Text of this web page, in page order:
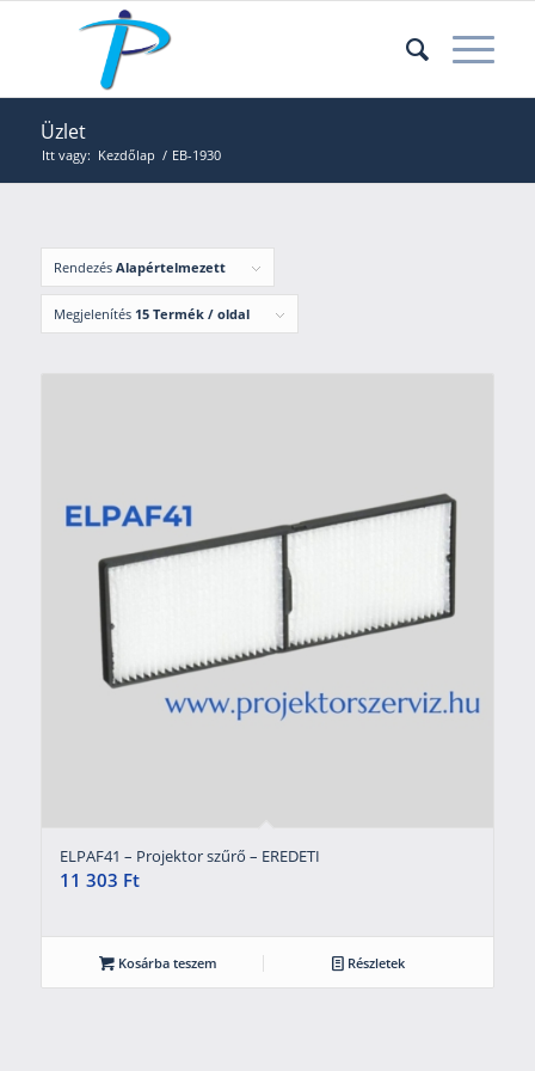
Üzlet
Itt vagy: Kezdőlap / EB-1930
Rendezés Alapértelmezett
Megjelenítés 15 Termék / oldal
ELPAF41 – Projektor szűrő – EREDETI
11 303 Ft
Kosárba teszem Részletek